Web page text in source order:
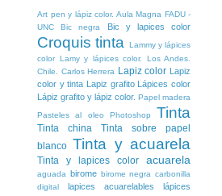
Art pen y lápiz color. Aula Magna FADU -
UNC
Bic negra Bic y lapices color
Croquis tinta
Lammy y lápices
color
Lamy y lápices color. Los Andes.
Chile. Carlos Herrera Lapiz color
Lapiz
color y tinta
Lapiz grafito
Lápices color
Lápiz grafito y lápiz color. Papel madera
Pasteles al oleo
Photoshop Tinta
Tinta china
Tinta sobre papel
blanco Tinta y acuarela
Tinta y lapices color acuarela
aguada birome birome negra carbonilla
digital
lapices acuarelables
lápices